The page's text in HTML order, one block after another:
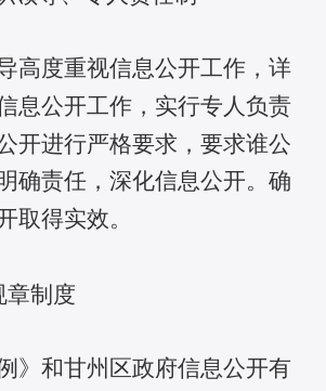
高度重视信息公开工作，详
息公开工作，实行专人负责
开进行严格要求，要求谁公
确责任，深化信息公开。确
取得实效。
章制度
》和甘州区政府信息公开有